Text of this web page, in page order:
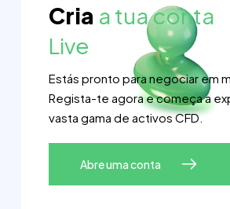
Cria a tua conta
Live
Estás pronto para negociar em
Regista-te agora e começa a
vasta gama de activos CFD.
Abre uma conta